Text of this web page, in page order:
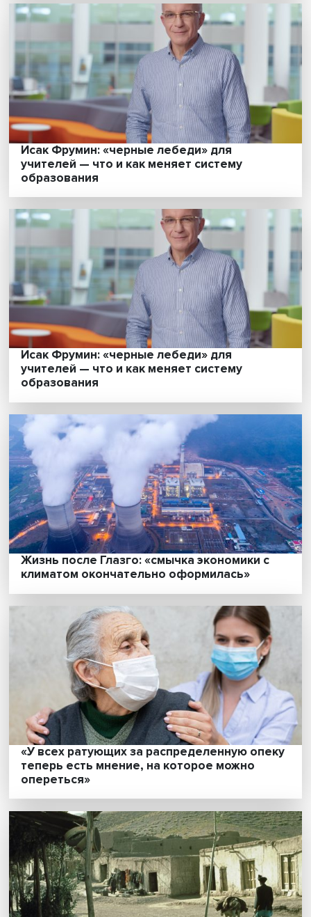
Южнокорейское чудо: как построить
успешную экономику
Удаленный эффект: для основной массы
работников издержки дистанта
связанные с ним выгоды
Как превратить научное знание в
общественное благо
Вакцинация от COVID-19: между правом и
обязанностью